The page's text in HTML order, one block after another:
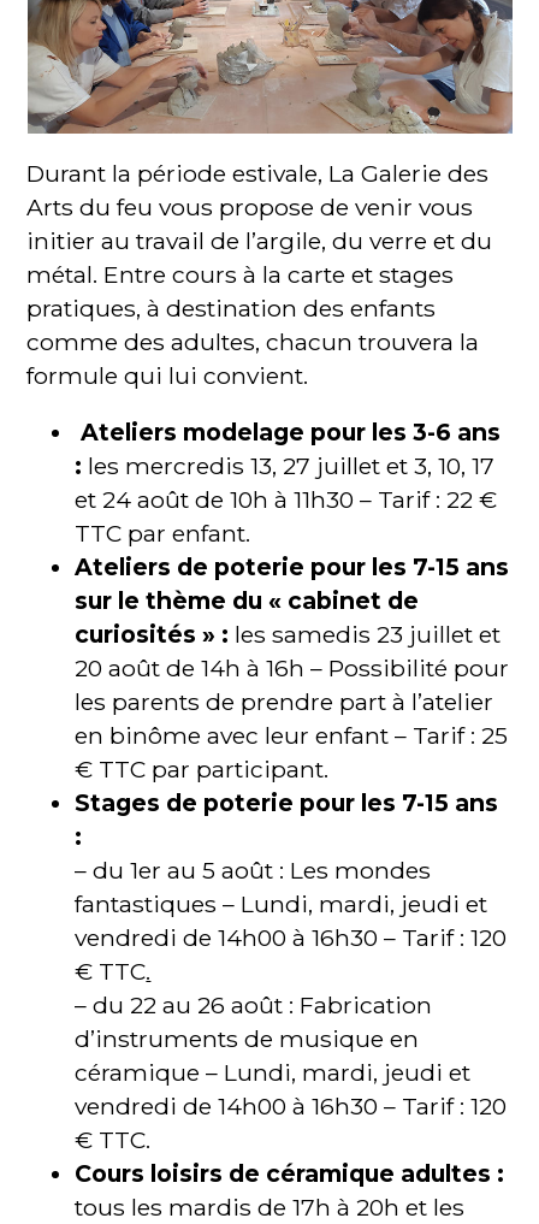
Durant la période estivale, La Galerie des
Arts du feu vous propose de venir vous
initier au travail de l’argile, du verre et du
métal. Entre cours à la carte et stages
pratiques, à destination des enfants
comme des adultes, chacun trouvera la
formule qui lui convient.
Ateliers modelage pour les 3-6 ans
: les mercredis 13, 27 juillet et 3, 10, 17
et 24 août de 10h à 11h30 – Tarif : 22 €
TTC par enfant.
Ateliers de poterie pour les 7-15 ans
sur le thème du « cabinet de
curiosités » : les samedis 23 juillet et
20 août de 14h à 16h – Possibilité pour
les parents de prendre part à l’atelier
en binôme avec leur enfant – Tarif : 25
€ TTC par participant.
Stages de poterie pour les 7-15 ans
:
– du 1er au 5 août : Les mondes
fantastiques – Lundi, mardi, jeudi et
vendredi de 14h00 à 16h30 – Tarif : 120
€ TTC.
– du 22 au 26 août : Fabrication
d’instruments de musique en
céramique – Lundi, mardi, jeudi et
vendredi de 14h00 à 16h30 – Tarif : 120
€ TTC.
Cours loisirs de céramique adultes :
tous les mardis de 17h à 20h et les